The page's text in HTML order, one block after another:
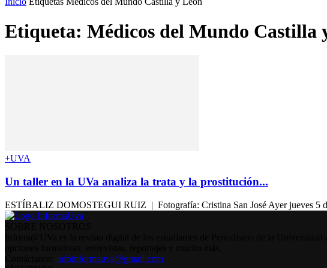
Etiqueta: Médicos del Mundo Castilla
+UVA
Un taller en la UVa analiza la trata y la prostitución...
ESTÍBALIZ DOMOSTEGUI RUIZ | Fotografía: Cristina San José Ayer jueves 5
infoinformauva@gmail.com